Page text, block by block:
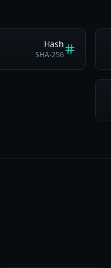
Hash
SHA-256